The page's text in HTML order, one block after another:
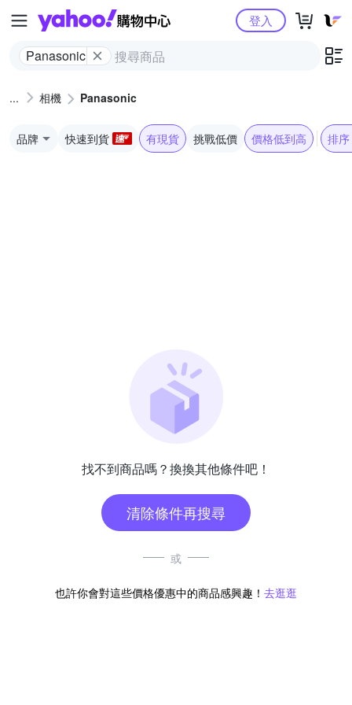
Yahoo購物中心
Panasonic
登入
相機 Panasonic
品牌 快速到貨 有現貨 挑戰低價 價格低到高 排序
找不到商品嗎？換換其他條件吧！
清除條件再搜尋
或
也許你會對這些價格優惠中的商品感興趣！ 去逛逛